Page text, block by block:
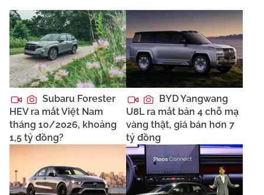
Subaru Forester
HEV ra mắt Việt Nam
tháng 10/2026, khoảng
1,5 tỷ đồng?
BYD Yangwang
U8L ra mắt bản 4 chỗ mạ
vàng thật, giá bán hơn 7
tỷ đồng